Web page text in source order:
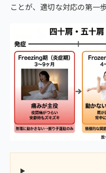
ことが、適切な対応の第一歩